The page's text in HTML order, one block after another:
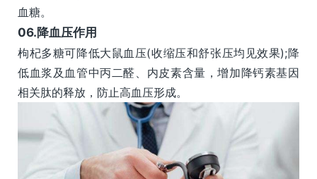
血糖。
06.降血压作用
枸杞多糖可降低大鼠血压(收缩压和舒张压均见效果);降
低血浆及血管中丙二醛、内皮素含量，增加降钙素基因
相关肽的释放，防止高血压形成。